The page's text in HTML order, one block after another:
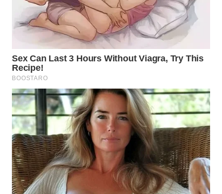
KARO
WN
SIMALUNGUN
WN
LABUHANBATU
WN
TAPANULI
TENGAH
WN DELI
SERDANG
WN